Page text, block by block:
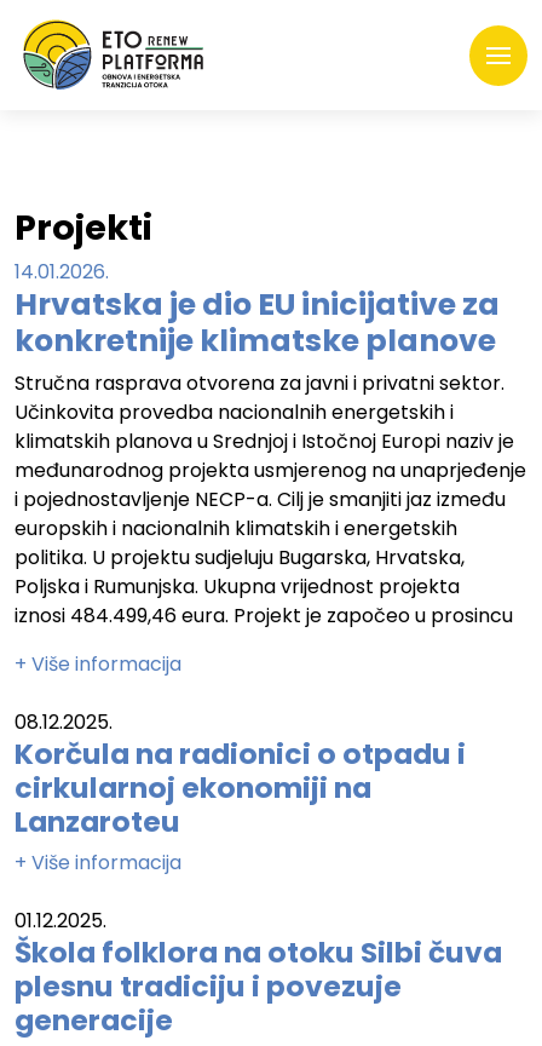
Projekti
14.01.2026.
Hrvatska je dio EU inicijative za
konkretnije klimatske planove
Stručna rasprava otvorena za javni i privatni sektor.
Učinkovita provedba nacionalnih energetskih i
klimatskih planova u Srednjoj i Istočnoj Europi naziv je
međunarodnog projekta usmjerenog na unaprjeđenje
i pojednostavljenje NECP-a. Cilj je smanjiti jaz između
europskih i nacionalnih klimatskih i energetskih
politika. U projektu sudjeluju Bugarska, Hrvatska,
Poljska i Rumunjska. Ukupna vrijednost projekta
iznosi 484.499,46 eura. Projekt je započeo u prosincu
+ Više informacija
08.12.2025.
Korčula na radionici o otpadu i
cirkularnoj ekonomiji na
Lanzaroteu
+ Više informacija
01.12.2025.
Škola folklora na otoku Silbi čuva
plesnu tradiciju i povezuje
generacije